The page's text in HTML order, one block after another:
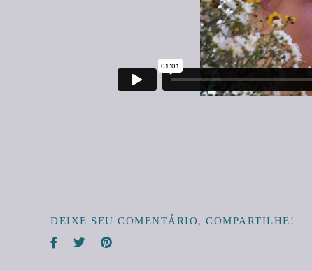
DEIXE SEU COMENTÁRIO, COMPARTILHE!